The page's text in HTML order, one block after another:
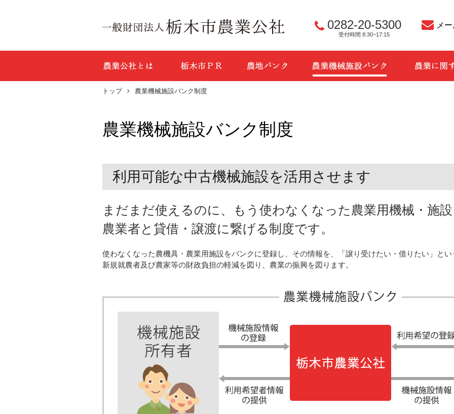
一般財団法人 栃木市農業
メ
0282-20-5300
受付時間 8:30~17:15
トップ 農業機械施設バンク制度
農業機械施設バンク制度
利用可能な中古機械施設を活用させます
まだまだ使えるのに、もう使わなくなった農業用機械・施
農業者と貸借・譲渡に繋げる制度です。
使わなくなった農機具・農業用施設をバンクに登録し、その情報を、「譲り受けたい・借りたい」と
新規就農者及び農家等の財政負担の軽減を図り、農業の振興を図ります。